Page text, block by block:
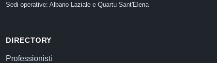
Sedi operative: Albano Laziale e Quartu Sant'Elena
DIRECTORY
Professionisti